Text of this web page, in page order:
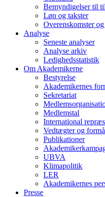
Bemyndigelser til
Løn og takster
Overenskomster
Analyse
Seneste analyser
Analyse arkiv
Ledighedsstatistik
Om Akademikerne
Bestyrelse
Akademikernes
Sekretariat
Medlemstal
International
Vedtægter og
Publikationer
UBVA
Klimapolitik
LER
Akademikernes
Presse